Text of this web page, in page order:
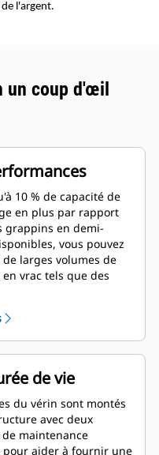
l'argent.
un coup d'œil
10 % de capacité de
en plus par rapport
grappins en demi-
vous pouvez
larges volumes de
vrac tels que des
charges importantes
ouverture des
la manutention en
force de fermeture
de grappin, associée
d'ouverture et de
vous aide à
temps de cycle et à
de vie
du vérin sont montés
avec deux
maintenance
pour aider à fournir une